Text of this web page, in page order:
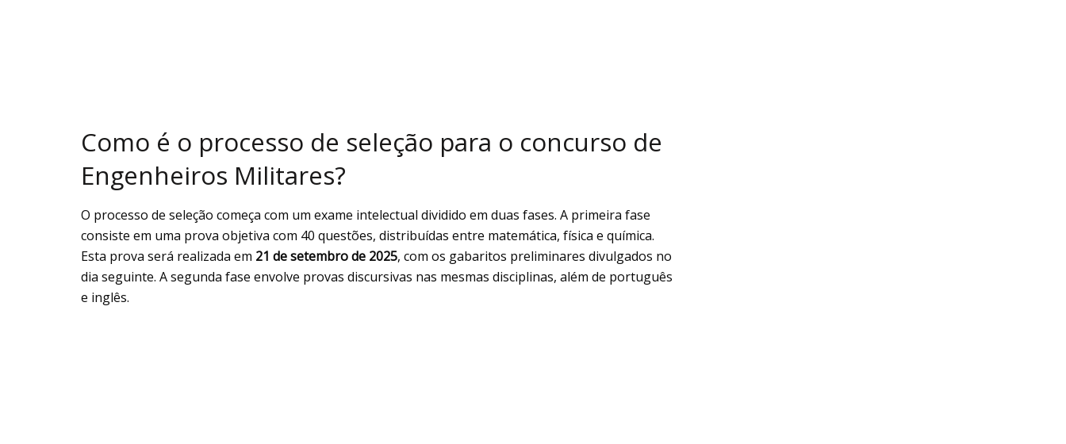
Como é o processo de seleção para o concurso de
Engenheiros Militares?
O processo de seleção começa com um exame intelectual dividido em duas fases. A primeira fase
consiste em uma prova objetiva com 40 questões, distribuídas entre matemática, física e química.
Esta prova será realizada em 21 de setembro de 2025, com os gabaritos preliminares divulgados no
dia seguinte. A segunda fase envolve provas discursivas nas mesmas disciplinas, além de português
e inglês.